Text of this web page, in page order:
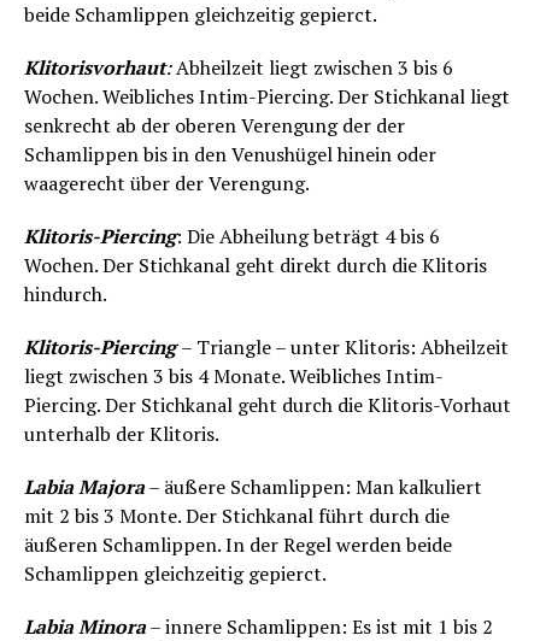
beide Schamlippen gleichzeitig gepierct.
Klitorisvorhaut:Abheilzeit liegt zwischen 3 bis 6
Wochen. Weibliches Intim-Piercing. Der Stichkanal liegt
senkrecht ab der oberen Verengung der der
Schamlippen bis in den Venushügel hinein oder
waagerecht über der Verengung.
Klitoris-Piercing: Die Abheilung beträgt 4 bis 6
Wochen. Der Stichkanal geht direkt durch die Klitoris
hindurch.
Klitoris-Piercing – Triangle – unter Klitoris: Abheilzeit
liegt zwischen 3 bis 4 Monate. Weibliches Intim-
Piercing. Der Stichkanal geht durch die Klitoris-Vorhaut
unterhalb der Klitoris.
Labia Majora– äußere Schamlippen: Man kalkuliert
mit 2 bis 3 Monte. Der Stichkanal führt durch die
äußeren Schamlippen. In der Regel werden beide
Schamlippen gleichzeitig gepierct.
Labia Minora– innere Schamlippen: Es ist mit 1 bis 2